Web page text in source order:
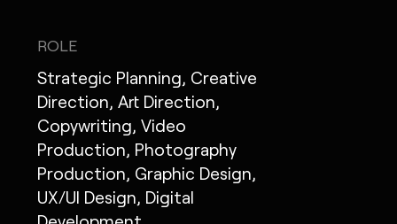
ROLE
Strategic Planning, Creative
Direction, Art Direction,
Copywriting, Video
Production, Photography
Production, Graphic Design,
UX/UI Design, Digital